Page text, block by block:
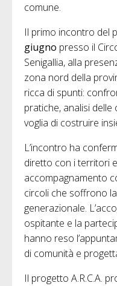
comune.
Il primo incontro del
giugno presso il
Senigallia, alla
zona nord della
ricca di spunti:
pratiche, analisi
voglia di costruire
L’incontro ha
diretto con i territori
accompagnamento
circoli che soffrono
generazionale.
ospitante e la
hanno reso
di comunità e
Il progetto A.R.C.A.